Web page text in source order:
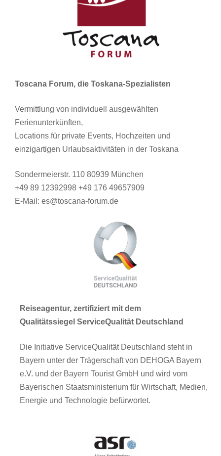
Toscana Forum, die Toskana-Spezialisten
Vermittlung von individuell ausgewählten
Ferienunterkünften,
Locations für private Events, Hochzeiten und
einzigartigen Urlaubsaktivitäten in der Toskana
Sondermeierstr. 110 80939 München
+49 89 12392998 +49 176 49657909
E-Mail: es@toscana-forum.de
Reiseagentur, zertifiziert mit dem
Qualitätssiegel ServiceQualität Deutschland
Die Initiative ServiceQualität Deutschland steht in
Bayern unter der Trägerschaft von DEHOGA Bayern
e.V. und der Bayern Tourist GmbH und wird vom
Bayerischen Staatsministerium für Wirtschaft, Medien,
Energie und Technologie befürwortet.